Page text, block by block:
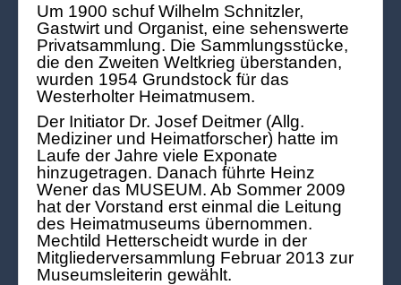
Um 1900 schuf Wilhelm Schnitzler,
Gastwirt und Organist, eine sehenswerte
Privatsammlung. Die Sammlungsstücke,
die den Zweiten Weltkrieg überstanden,
wurden 1954 Grundstock für das
Westerholter Heimatmusem.
Der Initiator Dr. Josef Deitmer (Allg.
Mediziner und Heimatforscher) hatte im
Laufe der Jahre viele Exponate
hinzugetragen. Danach führte Heinz
Wener das MUSEUM. Ab Sommer 2009
hat der Vorstand erst einmal die Leitung
des Heimatmuseums übernommen.
Mechtild Hetterscheidt wurde in der
Mitgliederversammlung Februar 2013 zur
Museumsleiterin gewählt.